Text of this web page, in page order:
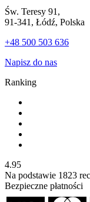
Św. Teresy 91,
91-341, Łódź, Polska
+48 500 503 636
Napisz do nas
Ranking
4.95
Na podstawie 1823
Bezpieczne płatności